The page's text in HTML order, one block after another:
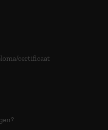
certificaat